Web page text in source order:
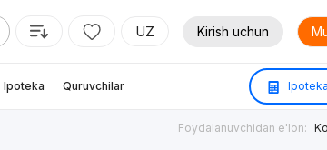
UZ Kirish uchun
Ipoteka Quruvchilar
Foydalanuvchidan e'lon: